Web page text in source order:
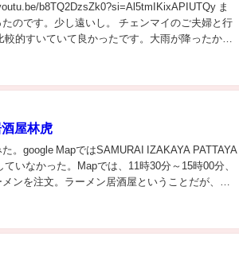
b8TQ2DzsZk0?si=Al5tmIKixAPIUTQy ま
のです。少し遠いし。 チェンマイのご夫婦と行
的すいていて良かったです。大雨が降ったから
屋林虎
。google MapではSAMURAI IZAKAYA PATTAYA
いなかった。Mapでは、11時30分～15時00分、
ンを注文。ラーメン居酒屋ということだが、今